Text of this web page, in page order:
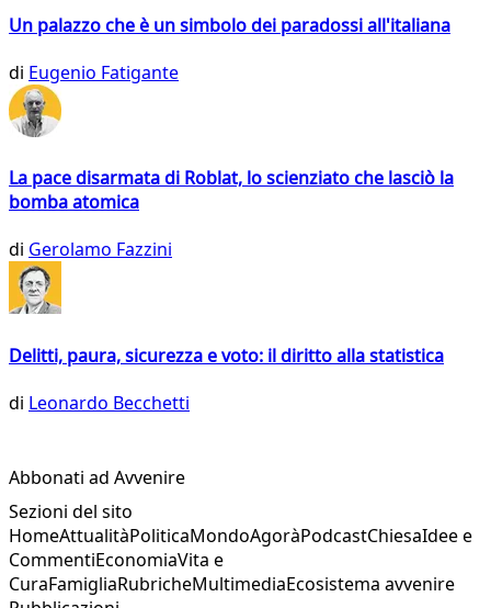
Un palazzo che è un simbolo dei paradossi all'italiana
di Eugenio Fatigante
La pace disarmata di Roblat, lo scienziato che lasciò la
bomba atomica
di Gerolamo Fazzini
Delitti, paura, sicurezza e voto: il diritto alla statistica
di Leonardo Becchetti
Abbonati ad Avvenire
Sezioni del sito
HomeAttualitàPoliticaMondoAgoràPodcastChiesaIdee e
CommentiEconomiaVita e
CuraFamigliaRubricheMultimediaEcosistema avvenire